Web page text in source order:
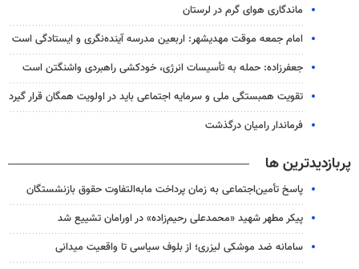
ماندگاری هوای گرم در لرستان
امام جمعه موقت مهدیشهر: اربعین مدرسه آینده‌نگری و ایستادگی است
جعفرزاده: حمله به تأسیسات انرژی، خودکشی راهبردی واشنگتن است
تقویت همبستگی ملی و سرمایه اجتماعی باید در اولویت همگان قرار گیرد
فرماندار رامیان درگذشت
پربازدیدترین ها
پاسخ تأمین‌اجتماعی به زمان پرداخت مابه‌التفاوت حقوق بازنشستگان
پیکر مطهر شهید «محمدعلی رحیم‌زاده» در اورامان تشییع شد
سامانه ضد موشکی لیزری؛ از بلوف سیاسی تا واقعیت میدانی